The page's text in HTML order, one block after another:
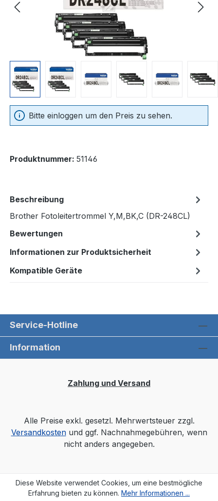
Bitte einloggen um den Preis zu sehen.
Produktnummer: 51146
Beschreibung
Brother Fotoleitertrommel Y,M,BK,C (DR-248CL)
Bewertungen
Informationen zur Produktsicherheit
Kompatible Geräte
Service-Hotline
Information
Zahlung und Versand
Alle Preise exkl. gesetzl. Mehrwertsteuer zzgl.
Versandkostenund ggf. Nachnahmegebühren, wenn
nicht anders angegeben.
Diese Website verwendet Cookies, um eine bestmögliche
Erfahrung bieten zu können. Mehr Informationen ...